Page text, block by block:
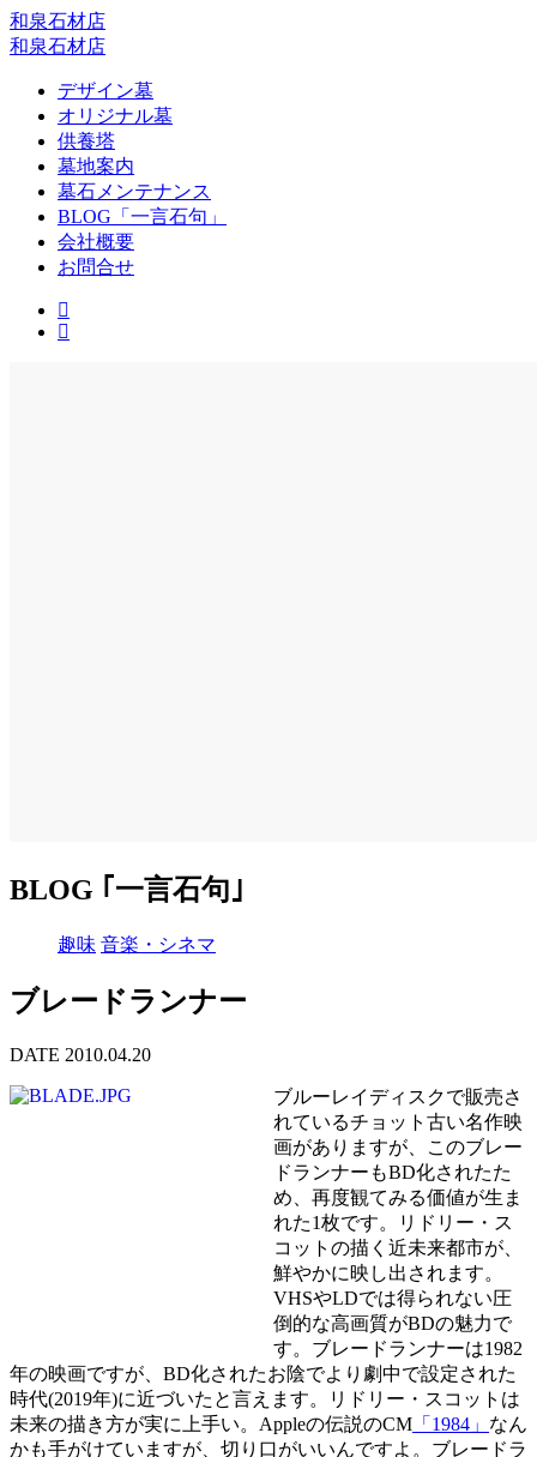
和泉石材店
和泉石材店
デザイン墓
オリジナル墓
供養塔
墓地案内
墓石メンテナンス
BLOG「一言石句」
会社概要
お問合せ
BLOG ｢一言石句｣
趣味 音楽・シネマ
ブレードランナー
DATE 2010.04.20
ブルーレイディスクで販売さ
れているチョット古い名作映
画がありますが、このブレー
ドランナーもBD化されたた
め、再度観てみる価値が生ま
れた1枚です。リドリー・ス
コットの描く近未来都市が、
鮮やかに映し出されます。
VHSやLDでは得られない圧
倒的な高画質がBDの魅力で
す。ブレードランナーは1982
年の映画ですが、BD化されたお陰でより劇中で設定された
時代(2019年)に近づいたと言えます。リドリー・スコットは
未来の描き方が実に上手い。Appleの伝説のCM 「1984」 なん
かも手がけていますが、切り口がいいんですよ。ブレードラ